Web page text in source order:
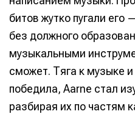
сервисов для входа, вы
ознакомились и
Политику обработки
площадки
сервисов для входа, вы
ознакомились и
Политику обработки
площадки
сервисов для входа, вы
ознакомились и
Политику обработки
площадки
Справочник
сервисов для входа, вы
ознакомились и
Политику обработки
площадки
Справочник
битов жутко пугали его
без должного
музыкальными
сможет. Тяга к музыке
победила, Aarne стал
разбирая их по частям